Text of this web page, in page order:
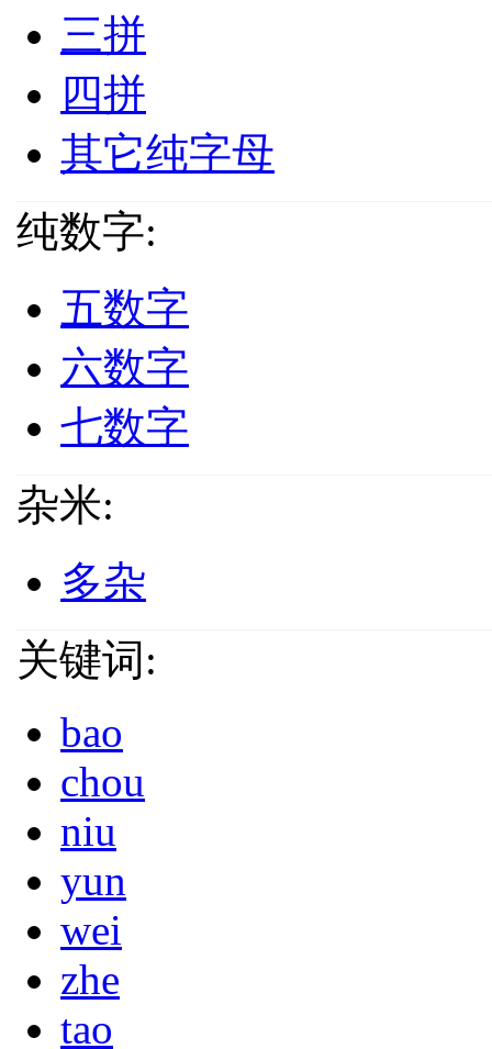
三拼
四拼
其它纯字母
纯数字:
五数字
六数字
七数字
杂米:
多杂
关键词:
bao
chou
niu
yun
wei
zhe
tao